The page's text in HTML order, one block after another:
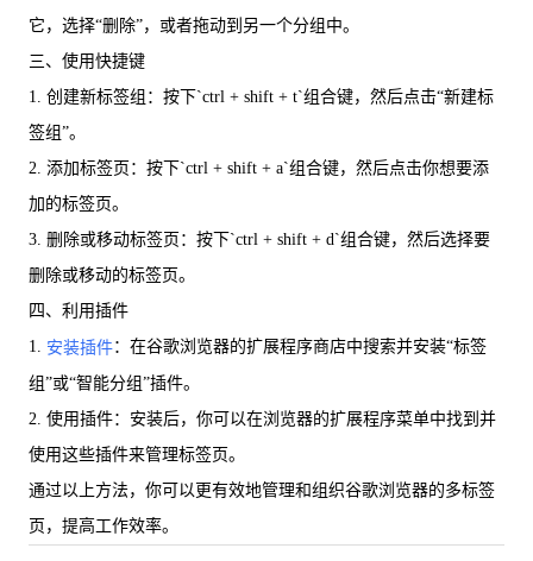
它，选择“删除”，或者拖动到另一个分组中。
三、使用快捷键
1. 创建新标签组：按下`ctrl + shift + t`组合键，然后点击“新建标
签组”。
2. 添加标签页：按下`ctrl + shift + a`组合键，然后点击你想要添
加的标签页。
3. 删除或移动标签页：按下`ctrl + shift + d`组合键，然后选择要
删除或移动的标签页。
四、利用插件
1. 安装插件：在谷歌浏览器的扩展程序商店中搜索并安装“标签
组”或“智能分组”插件。
2. 使用插件：安装后，你可以在浏览器的扩展程序菜单中找到并
使用这些插件来管理标签页。
通过以上方法，你可以更有效地管理和组织谷歌浏览器的多标签
页，提高工作效率。